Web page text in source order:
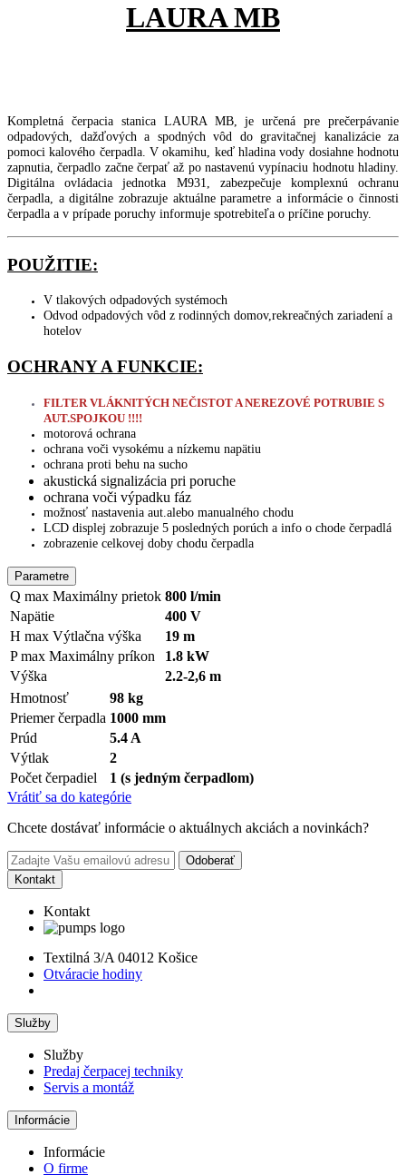
LAURA MB
Kompletná čerpacia stanica LAURA MB, je určená pre prečerpávanie
odpadových, dažďových a spodných vôd do gravitačnej kanalizácie za
pomoci kalového čerpadla. V okamihu, keď hladina vody dosiahne hodnotu
zapnutia, čerpadlo začne čerpať až po nastavenú vypínaciu hodnotu hladiny.
Digitálna ovládacia jednotka M931, zabezpečuje komplexnú ochranu
čerpadla, a digitálne zobrazuje aktuálne parametre a informácie o činnosti
čerpadla a v prípade poruchy informuje spotrebiteľa o príčine poruchy.
POUŽITIE:
V tlakových odpadových systémoch
Odvod odpadových vôd z rodinných domov,rekreačných zariadení a
hotelov
OCHRANY A FUNKCIE:
FILTER VLÁKNITÝCH NEČISTOT A NEREZOVÉ POTRUBIE S
AUT.SPOJKOU !!!!
motorová ochrana
ochrana voči vysokému a nízkemu napätiu
ochrana proti behu na sucho
akustická signalizácia pri poruche
ochrana voči výpadku fáz
možnosť nastavenia aut.alebo manualného chodu
LCD displej zobrazuje 5 posledných porúch a info o chode čerpadlá
zobrazenie celkovej doby chodu čerpadla
Parametre
Q max Maximálny prietok 800 l/min
Napätie
400 V
H max Výtlačna výška
19 m
P max Maximálny príkon
1.8 kW
Výška
2.2-2,6 m
Hmotnosť
98 kg
Priemer čerpadla 1000 mm
Prúd
5.4 A
Výtlak
2
Počet čerpadiel
1 (s jedným čerpadlom)
Vrátiť sa do kategórie
Chcete dostávať informácie o aktuálnych akciách a novinkách?
Odoberať
Kontakt
Kontakt
Textilná 3/A 04012 Košice
Otváracie hodiny
Služby
Služby
Predaj čerpacej techniky
Servis a montáž
Informácie
Informácie
O firme